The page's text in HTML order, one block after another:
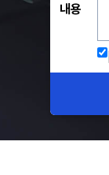
내용